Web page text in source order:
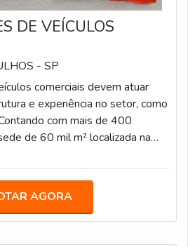
DE VEÍCULOS
- SP
comerciais devem atuar
e experiência no setor, como
com mais de 400
de 60 mil m² localizada na
desenvolve soluções para
Truckvan já desenvolveu
grandes marcas, como
AGORA